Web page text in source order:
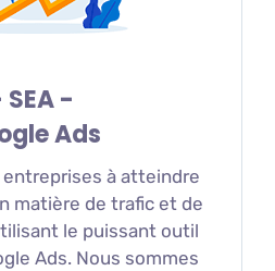
-
Ads
entreprises à atteindre
matière de trafic et de
le puissant outil
Ads. Nous sommes